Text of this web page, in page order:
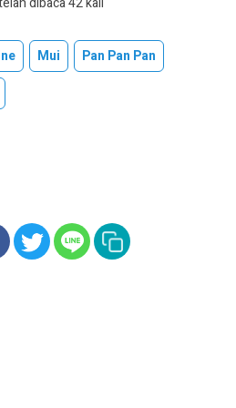
Mui
Pan Pan Pan